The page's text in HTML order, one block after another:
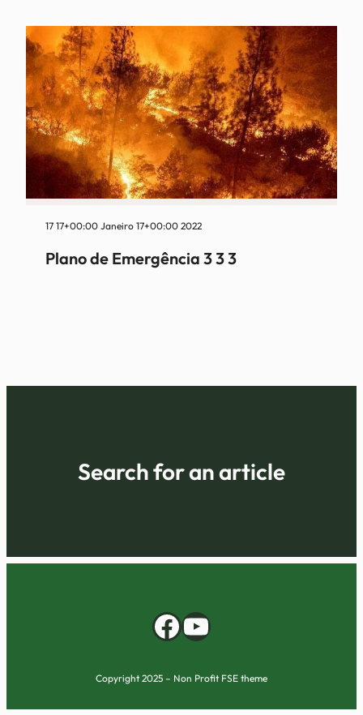
17 17+00:00 Janeiro 17+00:00 2022
Plano de Emergência 3 3 3
Search for an article
Facebook
YouTube
Copyright 2025 – Non Profit FSE theme